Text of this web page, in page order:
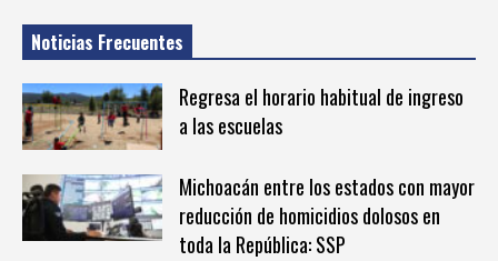
Noticias Frecuentes
Regresa el horario habitual de ingreso
a las escuelas
Michoacán entre los estados con mayor
reducción de homicidios dolosos en
toda la República: SSP